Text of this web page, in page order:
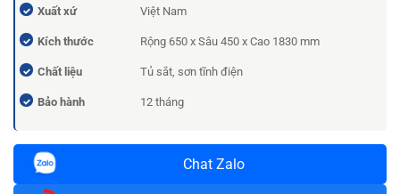
Xuất xứ Việt Nam
Kích thước Rộng 650 x Sâu 450 x Cao 1830 mm
Chất liệu Tủ sắt, sơn tĩnh điện
Bảo hành 12 tháng
Chat Zalo